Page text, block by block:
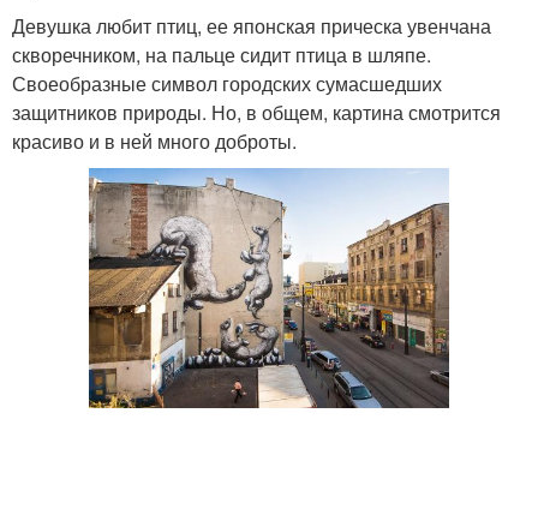
Девушка любит птиц, ее японская прическа увенчана
скворечником, на пальце сидит птица в шляпе.
Своеобразные символ городских сумасшедших
защитников природы. Но, в общем, картина смотрится
красиво и в ней много доброты.